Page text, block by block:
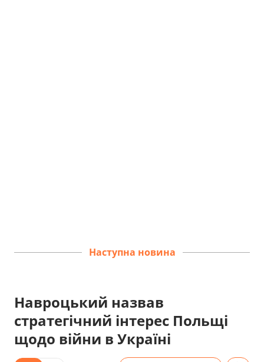
Наступна новина
Навроцький назвав
стратегічний інтерес Польщі
щодо війни в Україні